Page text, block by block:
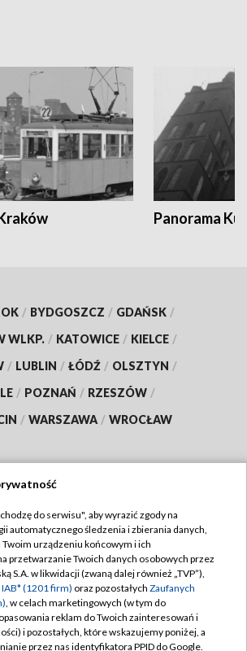
Panorama
/ BYDGOSZCZ / GDAŃSK /
WLKP. / KATOWICE / KIELCE /
/ LUBLIN / ŁÓDŹ / OLSZTYN /
/ POZNAŃ / RZESZÓW /
/ WARSZAWA / WROCŁAW
TVP
TVP
Cyfrowa
Regulamin TVP
Polityka prywatności
Moje zgody
Pomoc
do serwisu", aby wyrazić zgody na
automatycznego śledzenia i zbierania danych,
urządzeniu końcowym i ich
przetwarzanie Twoich danych osobowych przez
S.A. w likwidacji (zwaną dalej również „TVP”),
(1201 firm) oraz pozostałych Zaufanych
, w celach marketingowych (w tym do
reklam do Twoich zainteresowań i
i pozostałych, które wskazujemy poniżej, a
przez nas identyfikatora PPID do Google.